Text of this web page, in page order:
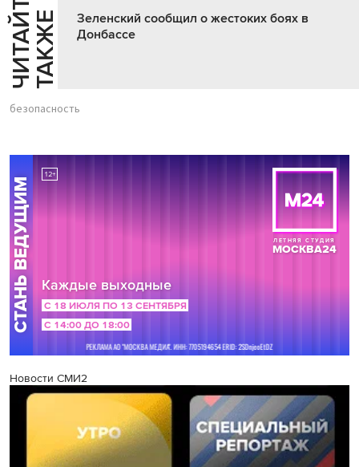
Ч
И
Т
АЙ
Т
Е
Т
А
К
ЖЕ
Зеленский сообщил о жестоких боях в
Донбассе
безопасность
Новости СМИ2